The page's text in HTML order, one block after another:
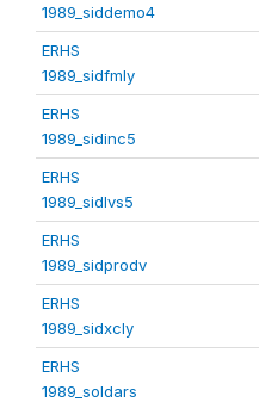
1989_siddemo4
ERHS
1989_sidfmly
ERHS
1989_sidinc5
ERHS
1989_sidlvs5
ERHS
1989_sidprodv
ERHS
1989_sidxcly
ERHS
1989_soldars